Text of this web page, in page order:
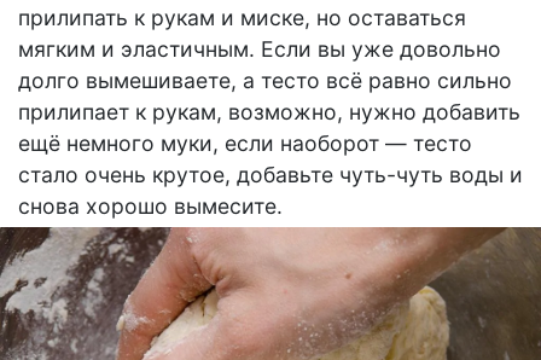
прилипать к рукам и миске, но оставаться
мягким и эластичным. Если вы уже довольно
долго вымешиваете, а тесто всё равно сильно
прилипает к рукам, возможно, нужно добавить
ещё немного муки, если наоборот — тесто
стало очень крутое, добавьте чуть-чуть воды и
снова хорошо вымесите.